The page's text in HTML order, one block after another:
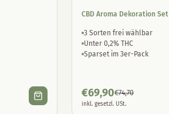
CBD Aroma Dekoration Set
3 Sorten frei wählbar
Unter 0,2% THC
Sparset im 3er-Pack
€69,90€74,70
inkl. gesetzl. USt.